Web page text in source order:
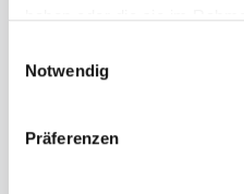
haben oder die sie im
Notwendig
Präferenzen
First name
Surname